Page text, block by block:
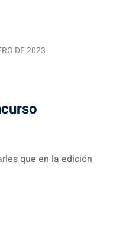
DE 2023
que en la edición